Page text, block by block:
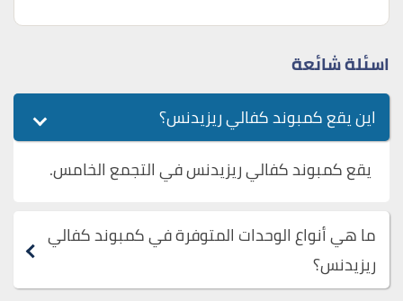
اسئلة شائعة
اين يقع كمبوند كفالي ريزيدنس؟
يقع كمبوند كفالي ريزيدنس في التجمع الخامس.
ما هي أنواع الوحدات المتوفرة في كمبوند كفالي
ريزيدنس؟